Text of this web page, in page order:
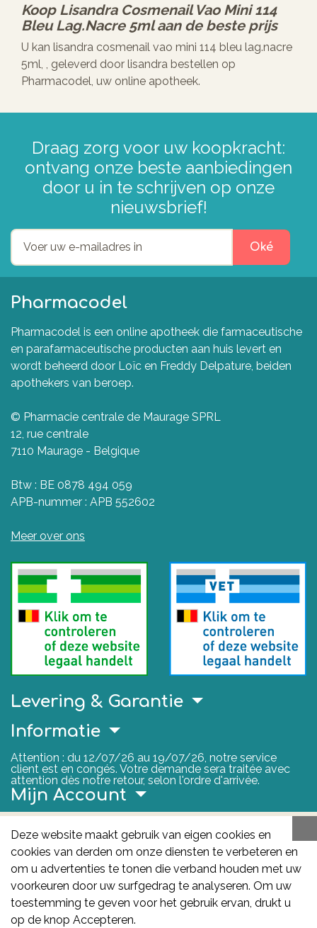
Koop Lisandra Cosmenail Vao Mini 114
Bleu Lag.nacre 5mlaan de beste prijs
U kan lisandra cosmenail vao mini 114 bleu lag.nacre
5ml, , geleverd door lisandra bestellen op
Pharmacodel, uw online apotheek.
Draag zorg voor uw koopkracht:
ontvang onze beste aanbiedingen
door u in te schrijven op onze
nieuwsbrief!
Oké
Pharmacodel
Pharmacodel is een online apotheek die farmaceutische
en parafarmaceutische producten aan huis levert en
wordt beheerd door Loïc en Freddy Delpature, beiden
apothekers van beroep.
© Pharmacie centrale de Maurage SPRL
12, rue centrale
7110 Maurage - Belgique
Btw : BE 0878 494 059
APB-nummer : APB 552602
Meer over ons
Levering & Garantie
Deze website maakt gebruik van eigen cookies en
cookies van derden om onze diensten te verbeteren en
om u advertenties te tonen die verband houden met uw
voorkeuren door uw surfgedrag te analyseren. Om uw
toestemming te geven voor het gebruik ervan, drukt u
op de knop Accepteren.
Informatie
Attention : du 12/07/26 au 19/07/26, notre service
client est en congés. Votre demande sera traitée avec
attention dès notre retour, selon l'ordre d'arrivée.
Mijn Account
Nuttige Links
FAGG
Het FAGG is de bevoegde autoriteit voor
geneesmiddelen en gezondheidsproducten in België.
Deze site valt onder haar controle.